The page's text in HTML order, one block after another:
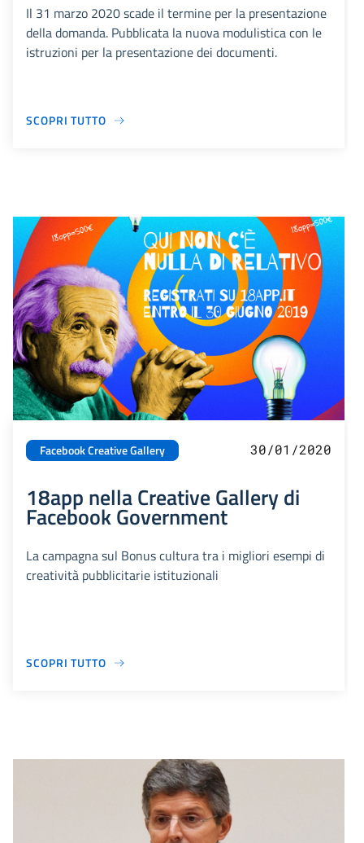
Il 31 marzo 2020 scade il termine per la presentazione
della domanda. Pubblicata la nuova modulistica con le
istruzioni per la presentazione dei documenti.
SCOPRI TUTTO
Facebook Creative Gallery 30/01/2020
18app nella Creative Gallery di
Facebook Government
La campagna sul Bonus cultura tra i migliori esempi di
creatività pubblicitarie istituzionali
SCOPRI TUTTO